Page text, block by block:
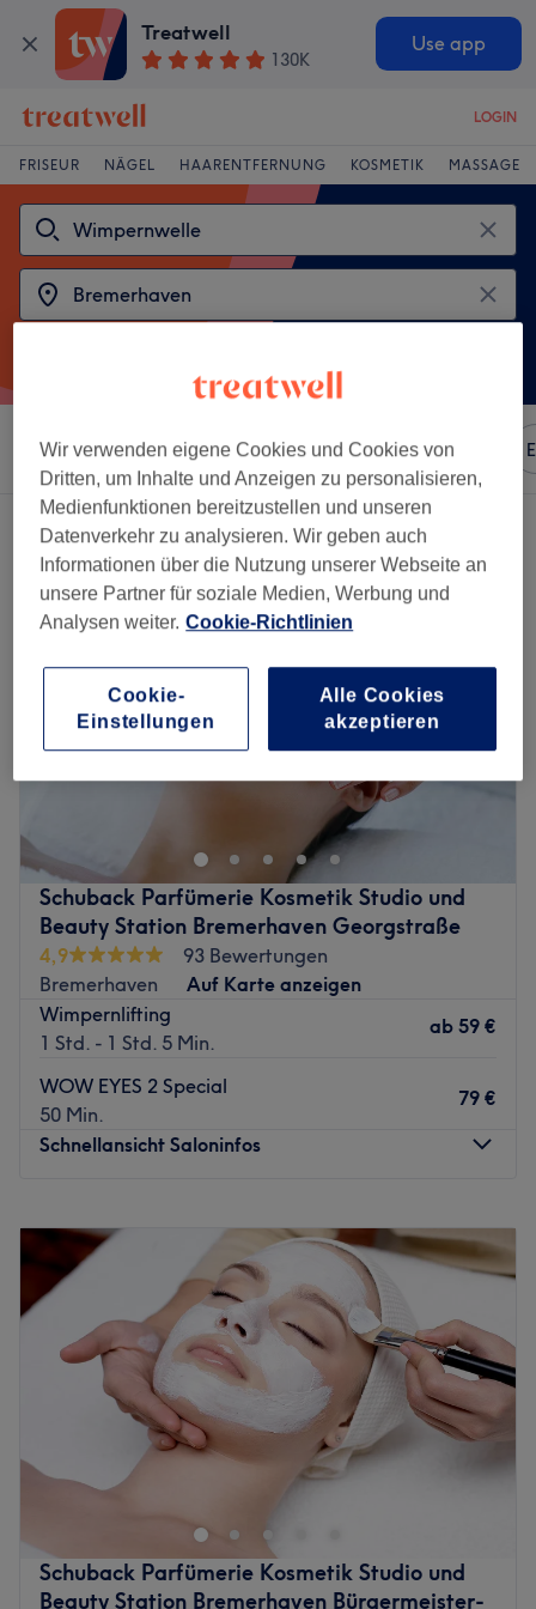
Treatwell
130K
Use app
LOGIN
FRISEUR NÄGEL HAARENTFERNUNG KOSMETIK MASSAGE
Sortieren nach Beliebiger Preis Marken Salons
Schuback Parfümerie Kosmetik Studio und
Beauty Station Bremerhaven Georgstraße
4,9
93 Bewertungen
Bremerhaven
Auf Karte anzeigen
Wimpernlifting
1 Std. - 1 Std. 5 Min.
ab 59 €
WOW EYES 2 Special
50 Min.
79 €
Schnellansicht Saloninfos
Dienstag
09:00–18:00
Mittwoch
09:00 –18:00
Donnerstag
09:00
Freitag
09:00 –18:00
Samstag
09:00–13:00
Sonntag
Geschlossen
ALLE Luxusmarken der Welt vereint! Dieses einzigartige
Schuback-Konzept und Alleinstellungsmerkmal gibt es
Welt. Nutze die Kompetenz und Spezialisierung von
Luxus-Marken wie BABOR, BIOEFFECT, RIVOLI oder
SISLEY. Individuell auf dich abgestimmte
Schuback Parfümerie Kosmetik Studio und
Beauty Station Bremerhaven Bürgermeister-
Wir verwenden eigene Cookies und Cookies von
Dritten, um Inhalte und Anzeigen zu personalisieren,
Medienfunktionen bereitzustellen und unseren
Datenverkehr zu analysieren. Wir geben auch
Informationen über die Nutzung unserer Webseite an
unsere Partner für soziale Medien, Werbung und
Analysen weiter. Cookie-Richtlinien
Cookie-
Einstellungen
Alle Cookies
akzeptieren